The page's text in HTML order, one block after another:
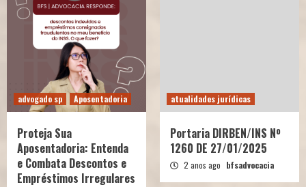
advogado sp Aposentadoria
Proteja Sua
Aposentadoria: Entenda
e Combata Descontos e
Empréstimos Irregulares
atualidades jurídicas
Portaria DIRBEN/INS Nº
1260 DE 27/01/2025
2 anos ago bfsadvocacia